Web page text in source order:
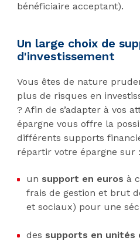
bénéficiaire acceptant).
Un large choix de
d'investissement
Vous êtes de nature
plus de risques en
? Afin de s’adapter à vos
épargne vous offre la
différents supports
répartir votre épargne sur :
un support en euros à
frais de gestion et brut
et sociaux) pour une
des supports en unités